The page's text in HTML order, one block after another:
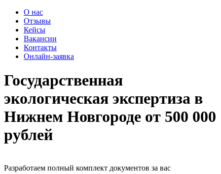
О нас
Отзывы
Кейсы
Вакансии
Контакты
Онлайн-заявка
Государственная
экологическая экспертиза в
Нижнем Новгороде от 500 000
рублей
Разработаем полный комплект документов за вас